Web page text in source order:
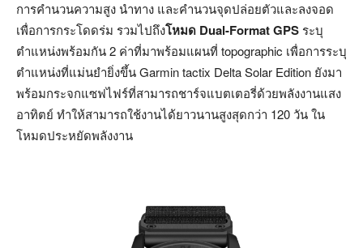
การคำนวนความสูง นำทาง และคำนวนจุดปล่อยตัวและลงจอด
เพื่อการกระโดดร่ม รวมไปถึงโหมด Dual-Format GPS ระบุ
ตำแหน่งพร้อมกัน 2 ค่าที่มาพร้อมแผนที่ topographic เพื่อการระบุ
ตำแหน่งที่แม่นยำยิ่งขึ้น Garmin tactix Delta Solar Edition ยังมา
พร้อมกระจกแซฟไฟร์ที่สามารถชาร์จแบตเตอรี่ด้วยพลังงานแสง
อาทิตย์ ทำให้สามารถใช้งานได้ยาวนานสูงสุดกว่า 120 วัน ใน
โหมดประหยัดพลังงาน